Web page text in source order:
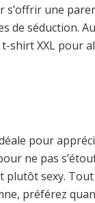
s’offrir une
séduction.
shirt XXL pour
pour
ne pas
sexy. Tout
préférez